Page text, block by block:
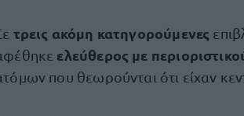
τρεις ακόμη κατηγορούμενες
ελεύθερος με
που θεωρούνται ότι είχαν